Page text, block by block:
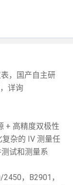
，国产自主研
详询
+ 高精度双极性
杂的 IV 测量任
试和测量系
，B2901，